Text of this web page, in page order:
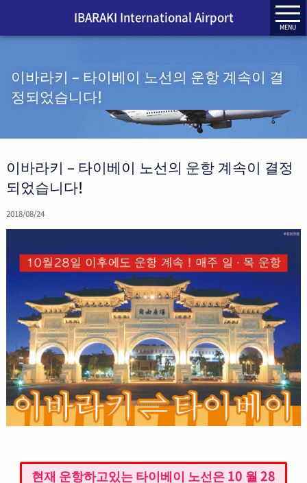
IBARAKI International Airport
MENU
이바라키 – 타이베이 노선의 운항 계속이 결
정되었습니다!
이바라키 – 타이베이 노선의 운항 계속이 결정
되었습니다!
2018/08/24
현재 운항하고있는 타이베이 노선은 10 월 28